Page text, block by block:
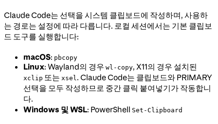
Claude Code는 선택을 시스템 클립보드에 작성하며, 사용하
는 경로는 설정에 따라 다릅니다. 로컬 세션에서는 기본 클립보
드 도구를 실행합니다:
macOS: pbcopy
Linux: Wayland의 경우 wl-copy, X11의 경우 설치된
xclip 또는 xsel . Claude Code는 클립보드와 PRIMARY
선택을 모두 작성하므로 중간 클릭 붙여넣기가 작동합니
다.
Windows 및 WSL: PowerShell Set-Clipboard